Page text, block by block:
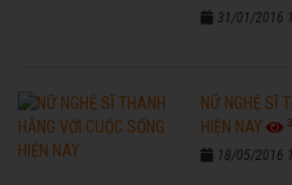
31/01/2016
NỮ NGHỆ SĨ
HIỆN NAY
18/05/2016